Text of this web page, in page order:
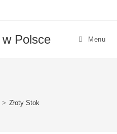
w Polsce Menu
> Złoty Stok